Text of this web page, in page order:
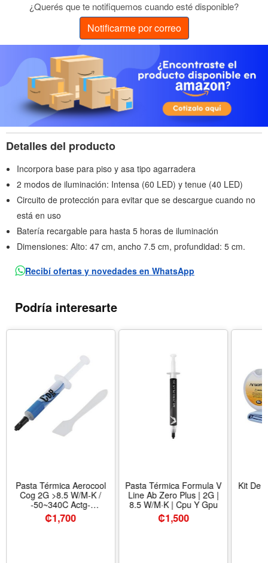
¿Querés que te notifiquemos cuando esté disponible?
Notificarme por correo
Detalles del producto
Incorpora base para piso y asa tipo agarradera
2 modos de iluminación: Intensa (60 LED) y tenue (40 LED)
Circuito de protección para evitar que se descargue cuando no
está en uso
Batería recargable para hasta 5 horas de iluminación
Dimensiones: Alto: 47 cm, ancho 7.5 cm, profundidad: 5 cm.
Recibí ofertas y novedades en WhatsApp
Podría interesarte
Pasta Térmica Aerocool
Cog 2G >8.5 W/M-K /
-50~340C Actg-
Na62210.01
₡1,700
Pasta Térmica Formula V
Line Ab Zero Plus | 2G |
8.5 W/M·K | Cpu Y Gpu
₡1,500
Kit De